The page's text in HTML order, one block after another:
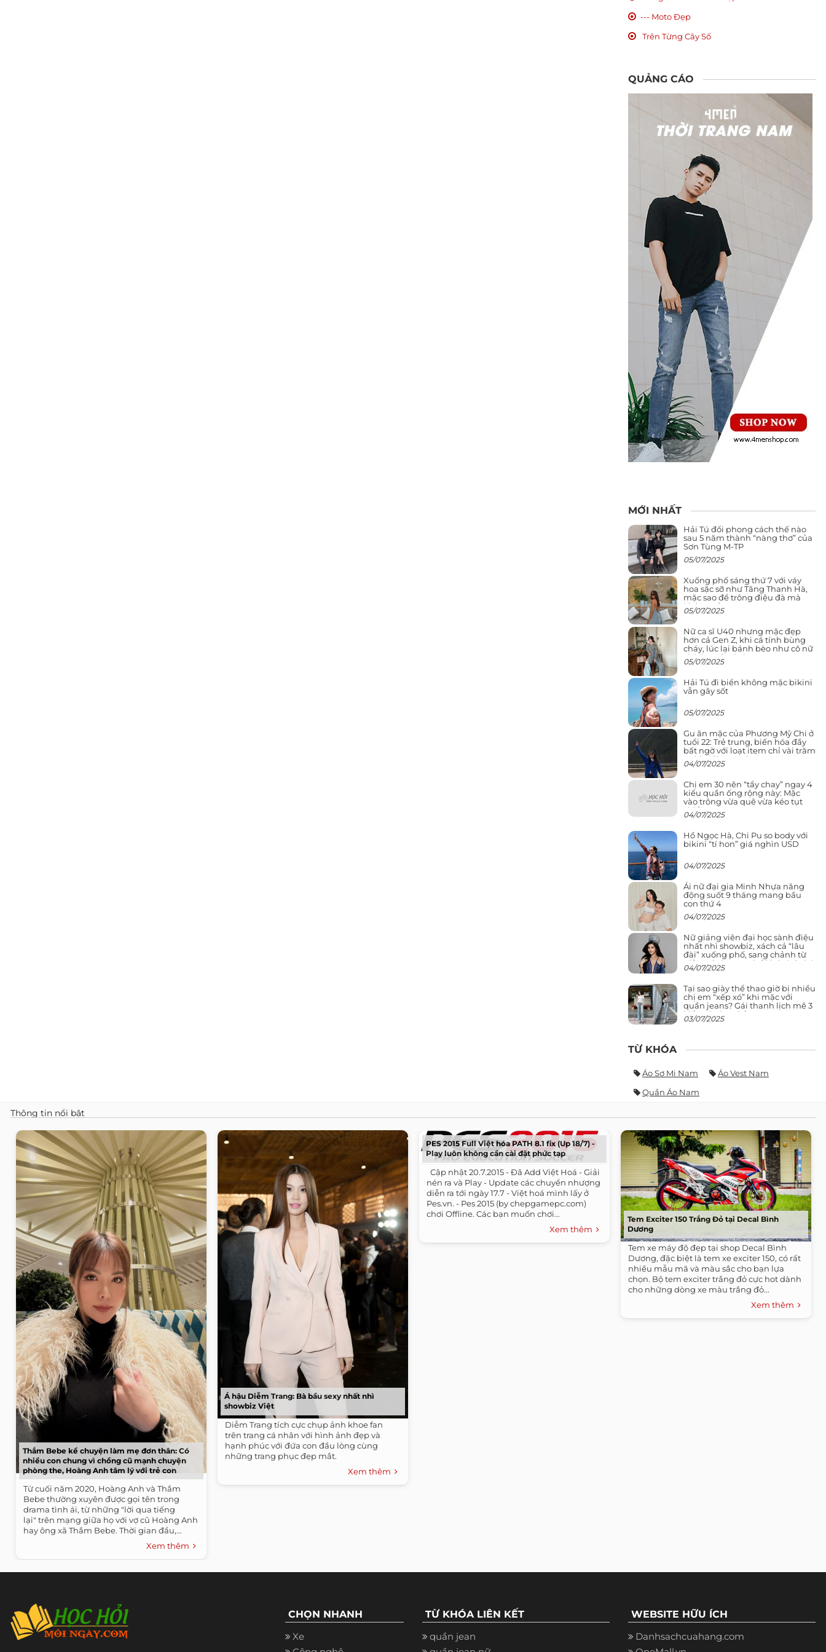
--- Moto Đẹp
Trên Từng Cây Số
QUẢNG CÁO
MỚI NHẤT
Hải Tú đổi phong cách thế nào
sau 5 năm thành “nàng thơ” của
Sơn Tùng M-TP
05/07/2025
Xuống phố sáng thứ 7 với váy
hoa sặc sỡ như Tăng Thanh Hà,
mặc sao để trông điệu đà mà
không sến
05/07/2025
Nữ ca sĩ U40 nhưng mặc đẹp
hơn cả Gen Z, khi cá tính bùng
cháy, lúc lại bánh bèo như cô nữ
chính ngôn tình
05/07/2025
Hải Tú đi biển không mặc bikini
vẫn gây sốt
05/07/2025
Gu ăn mặc của Phương Mỹ Chi ở
tuổi 22: Trẻ trung, biến hóa đầy
bất ngờ với loạt item chỉ vài trăm
nghìn đã mua được
04/07/2025
Chị em 30 nên “tẩy chay” ngay 4
kiểu quần ống rộng này: Mặc
vào trông vừa quê vừa kéo tụt
chiều cao
04/07/2025
Hồ Ngọc Hà, Chi Pu so body với
bikini “tí hon” giá nghìn USD
04/07/2025
Ái nữ đại gia Minh Nhựa năng
động suốt 9 tháng mang bầu
con thứ 4
04/07/2025
Nữ giảng viên đại học sành điệu
nhất nhì showbiz, xách cả “lâu
đài” xuống phố, sang chảnh từ
giảng đường ra phố khó ai đọ lại
04/07/2025
Tại sao giày thể thao giờ bị nhiều
chị em “xếp xó” khi mặc với
quần jeans? Gái thanh lịch mê 3
kiểu này hơn hẳn
03/07/2025
TỪ KHÓA
Áo Sơ Mi Nam
Áo Vest Nam
Quần Áo Nam
Thông tin nổi bật
Thắm Bebe kể chuyện làm mẹ đơn thân: Có
nhiều con chung vì chồng cũ mạnh chuyện
phòng the, Hoàng Anh tâm lý với trẻ con
Từ cuối năm 2020, Hoàng Anh và Thắm
Bebe thường xuyên được gọi tên trong
drama tình ái, từ những "lời qua tiếng
lại" trên mạng giữa họ với vợ cũ Hoàng Anh
hay ông xã Thắm Bebe. Thời gian đầu,...
Xem thêm
Á hậu Diễm Trang: Bà bầu sexy nhất nhì
showbiz Việt
Diễm Trang tích cực chụp ảnh khoe fan
trên trang cá nhân với hình ảnh đẹp và
hạnh phúc với đứa con đầu lòng cùng
những trang phục đẹp mắt.
Xem thêm
PES 2015 Full Việt hóa PATH 8.1 fix (Up 18/7) -
Play luôn không cần cài đặt phức tạp
​ ​ Cập nhật 20.7.2015 - Đã Add Việt Hoá - Giải
nén ra và Play - Update các chuyển nhượng
diễn ra tới ngày 17.7 - Việt hoá mình lấy ở
Pes.vn. - Pes 2015 (by chepgamepc.com)
chơi Offline. Các bạn muốn chơi...
Xem thêm
Tem Exciter 150 Trắng Đỏ tại Decal Bình
Dương
Tem xe máy độ đẹp tại shop Decal Bình
Dương, đặc biệt là tem xe exciter 150, có rất
nhiều mẫu mã và màu sắc cho bạn lựa
chọn. Bộ tem exciter trắng đỏ cực hot dành
cho những dòng xe màu trắng đỏ...
Xem thêm
CHỌN NHANH
Xe
TỪ KHÓA LIÊN KẾT
quần jean
WEBSITE HỮU ÍCH
Danhsachcuahang.com